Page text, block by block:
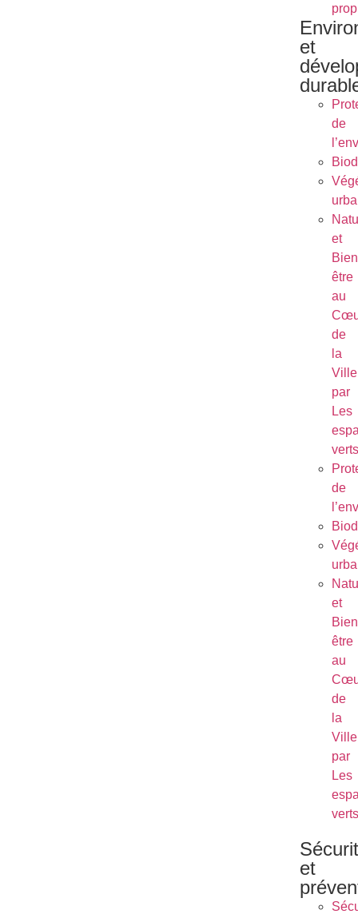
et
de
et
être
au
de
la
Ville
par
Les
verts
de
et
être
au
de
la
Ville
par
Les
verts
et